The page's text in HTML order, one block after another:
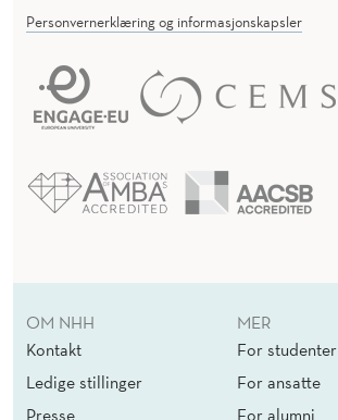
Personvernerklæring og informasjonskapsler
OM NHH
Kontakt
Ledige stillinger
Presse
MER
For studenter
For ansatte
For alumni